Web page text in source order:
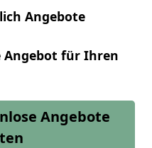
Angebote
Angebot für Ihren
Angebote